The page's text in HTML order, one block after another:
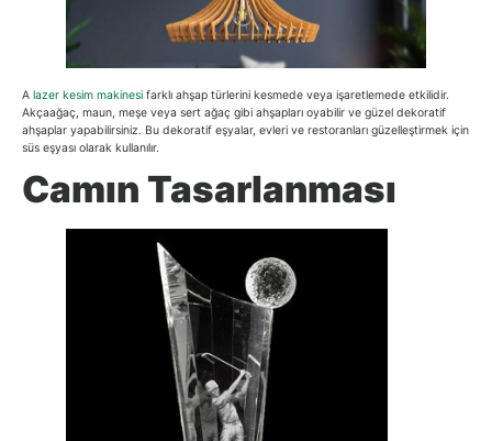
A lazer kesim makinesi farklı ahşap türlerini kesmede veya işaretlemede etkilidir.
Akçaağaç, maun, meşe veya sert ağaç gibi ahşapları oyabilir ve güzel dekoratif
ahşaplar yapabilirsiniz. Bu dekoratif eşyalar, evleri ve restoranları güzelleştirmek için
süs eşyası olarak kullanılır.
Camın Tasarlanması